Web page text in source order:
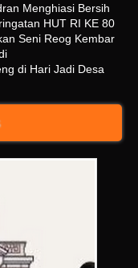
Menghiasi Bersih
HUT RI KE 80
Seni Reog Kembar
di Hari Jadi Desa